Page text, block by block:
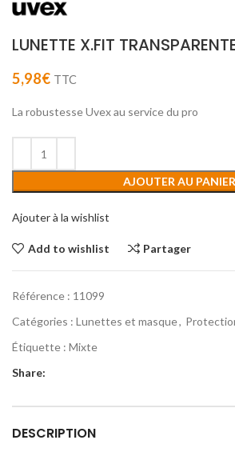
LUNETTE X.FIT
5,98€ TTC
La robustesse Uvex au service du pro
AJOUTER AU PANIER
Ajouter à la wishlist
Add to wishlist Partager
Référence : 11099
Catégories : Lunettes et masque,
Étiquette : Mixte
Share:
DESCRIPTION